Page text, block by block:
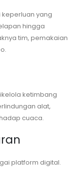
yang
hingga
tim, pemakaian
ketimbang
alat,
cuaca.
platform digital.